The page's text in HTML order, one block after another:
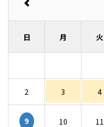
日 月 火
2 3 4
9 10 11